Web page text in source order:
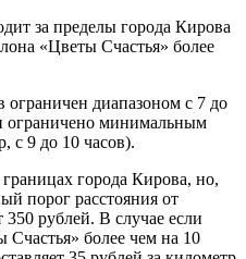
за пределы города Кирова
«Цветы Счастья» более
ограничен диапазоном с 7 до
ограничено минимальным
с 9 до 10 часов).
города Кирова, но,
порог расстояния от
350 рублей. В случае если
Счастья» более чем на 10